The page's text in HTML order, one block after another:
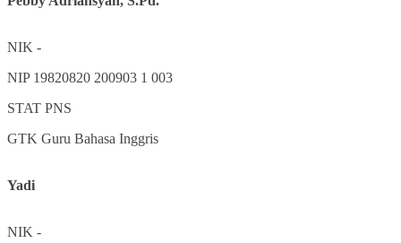
NIK -
NIP 19820820 200903 1 003
STAT PNS
GTK Guru Bahasa Inggris
Yadi
NIK -